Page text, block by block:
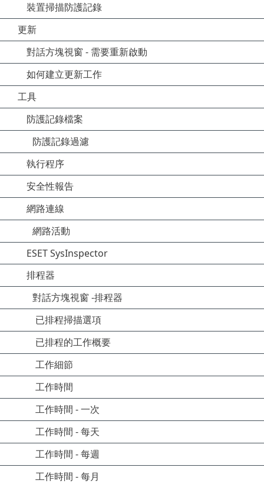
裝置掃描防護記錄
更新
對話方塊視窗 - 需要重新啟動
如何建立更新工作
工具
防護記錄檔案
防護記錄過濾
執行程序
安全性報告
網路連線
網路活動
ESET SysInspector
排程器
對話方塊視窗 -排程器
已排程掃描選項
已排程的工作概要
工作細節
工作時間
工作時間 - 一次
工作時間 - 每天
工作時間 - 每週
工作時間 - 每月